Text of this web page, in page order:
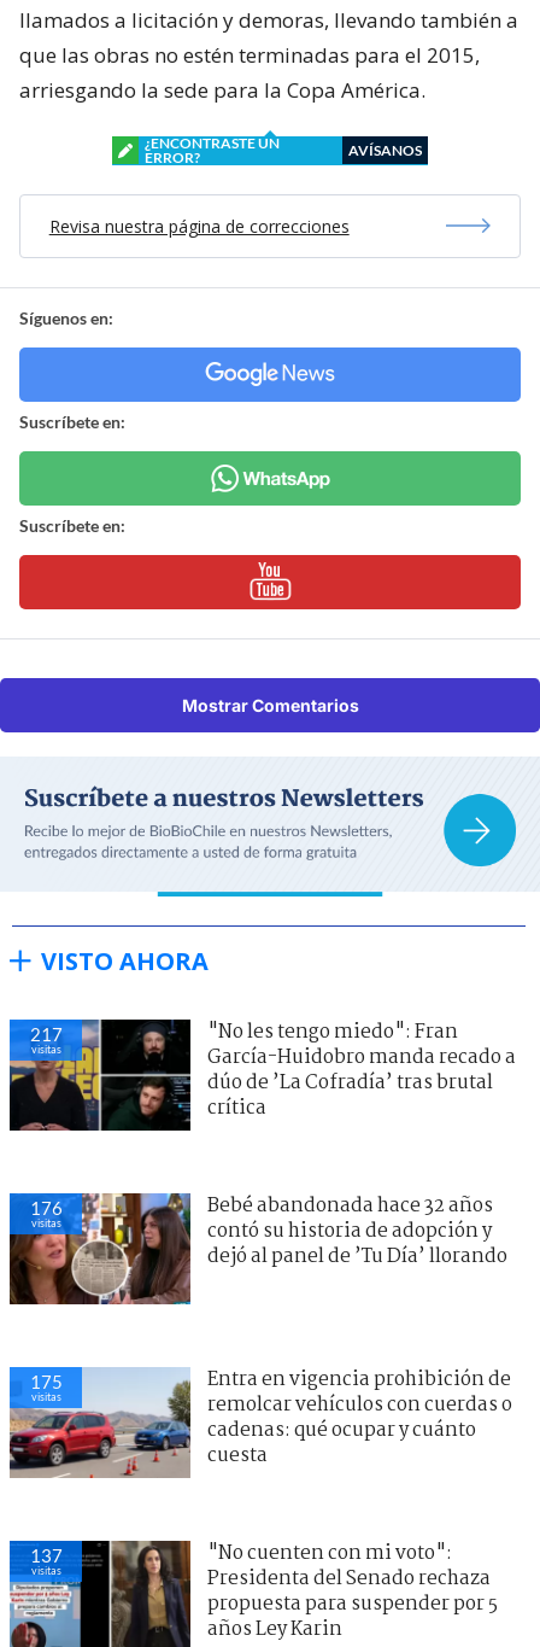
llamados a licitación y demoras, llevando también a
que las obras no estén terminadas para el 2015,
arriesgando la sede para la Copa América.
¿ENCONTRASTE UN
ERROR?
AVÍSANOS
Revisa nuestra página de correcciones
Síguenos en:
Suscríbete en:
Suscríbete en:
Mostrar Comentarios
VISTO AHORA
217
visitas
"No les tengo miedo": Fran
García-Huidobro manda recado a
dúo de ’La Cofradía’ tras brutal
crítica
176
visitas
Bebé abandonada hace 32 años
contó su historia de adopción y
dejó al panel de ’Tu Día’ llorando
175
visitas
Entra en vigencia prohibición de
remolcar vehículos con cuerdas o
cadenas: qué ocupar y cuánto
cuesta
137
visitas
"No cuenten con mi voto":
Presidenta del Senado rechaza
propuesta para suspender por 5
años Ley Karin